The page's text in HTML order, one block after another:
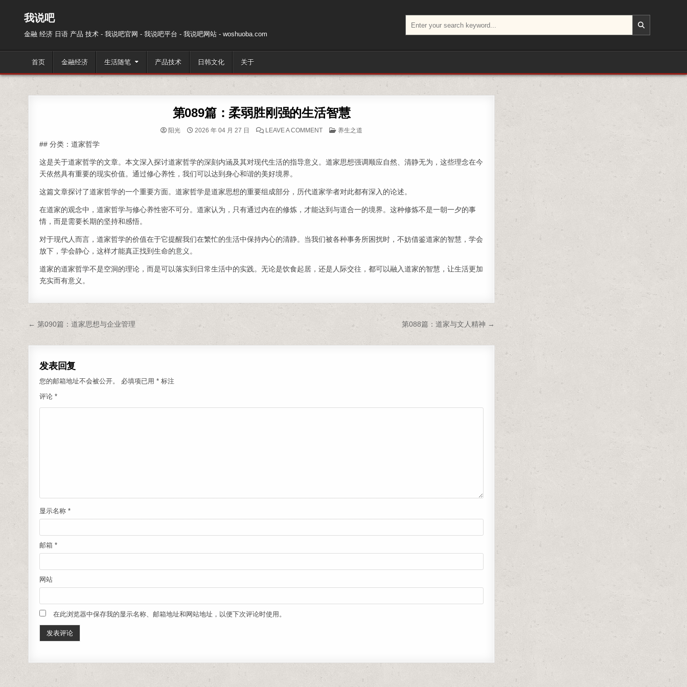
我说吧
金融 经济 日语 产品 技术 - 我说吧官网 - 我说吧平台 - 我说吧网站 - woshuoba.com
首页 金融经济 生活随笔 产品技术 日韩文化 关于
第089篇：柔弱胜刚强的生活智慧
阳光 2026 年 04 月 27 日 LEAVE A COMMENTON 第089篇：柔弱胜刚强的生活智慧
POSTED IN
养生之道
## 分类：道家哲学
这是关于道家哲学的文章。本文深入探讨道家哲学的深刻内涵及其对现代生活的指导意义。道家思想强调顺应自然、清静无为，这些理念在今
天依然具有重要的现实价值。通过修心养性，我们可以达到身心和谐的美好境界。
这篇文章探讨了道家哲学的一个重要方面。道家哲学是道家思想的重要组成部分，历代道家学者对此都有深入的论述。
在道家的观念中，道家哲学与修心养性密不可分。道家认为，只有通过内在的修炼，才能达到与道合一的境界。这种修炼不是一朝一夕的事
情，而是需要长期的坚持和感悟。
对于现代人而言，道家哲学的价值在于它提醒我们在繁忙的生活中保持内心的清静。当我们被各种事务所困扰时，不妨借鉴道家的智慧，学会
放下，学会静心，这样才能真正找到生命的意义。
道家的道家哲学不是空洞的理论，而是可以落实到日常生活中的实践。无论是饮食起居，还是人际交往，都可以融入道家的智慧，让生活更加
充实而有意义。
文章导航 第088篇：道家与文人精神 →
← 第090篇：道家思想与企业管理
发表回复
您的邮箱地址不会被公开。 必填项已用* 标注
评论*
显示名称*
邮箱*
网站
在此浏览器中保存我的显示名称、邮箱地址和网站地址，以便下次评论时使用。